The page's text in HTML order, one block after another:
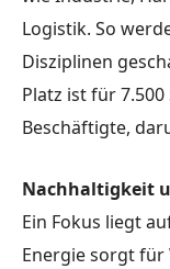
Logistik. So
Disziplinen
Platz ist für
Beschäftigte,
Nachhaltigkeit
Ein Fokus liegt
Energie sorgt